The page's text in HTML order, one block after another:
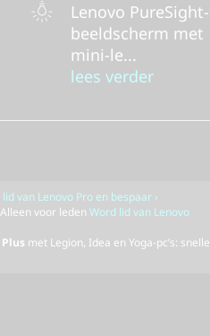
Lenovo PureSight-
beeldscherm met
mini-le...
lees verder
van Lenovo Pro en bespaar ›
Alleen voor leden Word lid van Lenovo
met Legion, Idea en Yoga-pc’s: snelle